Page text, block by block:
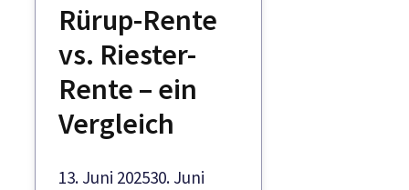
Rürup-Rente
vs. Riester-
Rente – ein
Vergleich
13. Juni 202530. Juni